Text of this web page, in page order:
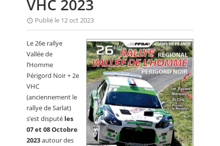
VHC 2023
Publié le 12 oct 2023
Le 26e rallye
Vallée de
l’Homme
Périgord Noir + 2e
VHC
(anciennement le
rallye de Sarlat)
s’est disputé les
07 et 08 Octobre
2023autour des